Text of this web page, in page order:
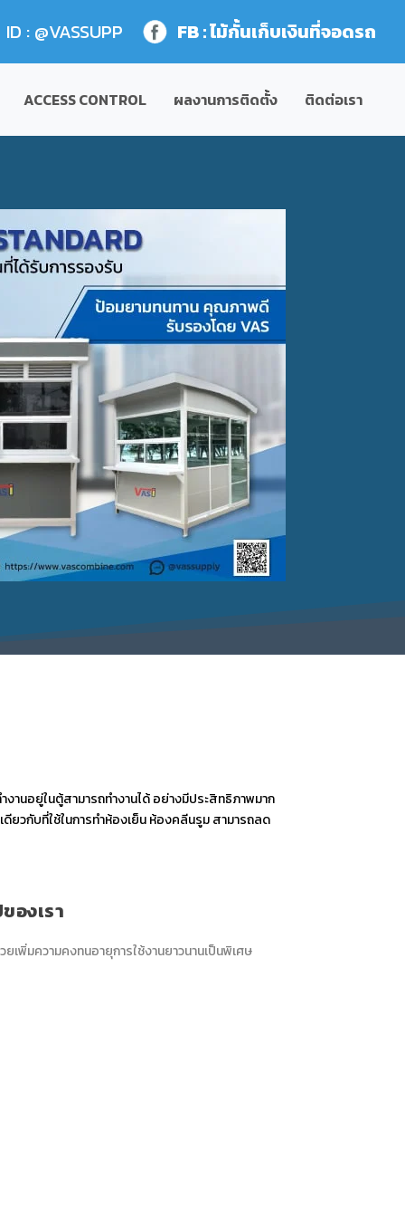
ID : @VASSUPP FB : ไม้กั้นเก็บเงินที่จอดรถ
ACCESS CONTROL ผลงานการติดตั้ง ติดต่อเรา
านอยู่ในตู้สามารถทำงานได้ อย่างมีประสิทธิภาพมาก
ยวกับที่ใช้ในการทำห้องเย็น ห้องคลีนรูม สามารถลด
องเรา
พิ่มความคงทนอายุการใช้งานยาวนานเป็นพิเศษ